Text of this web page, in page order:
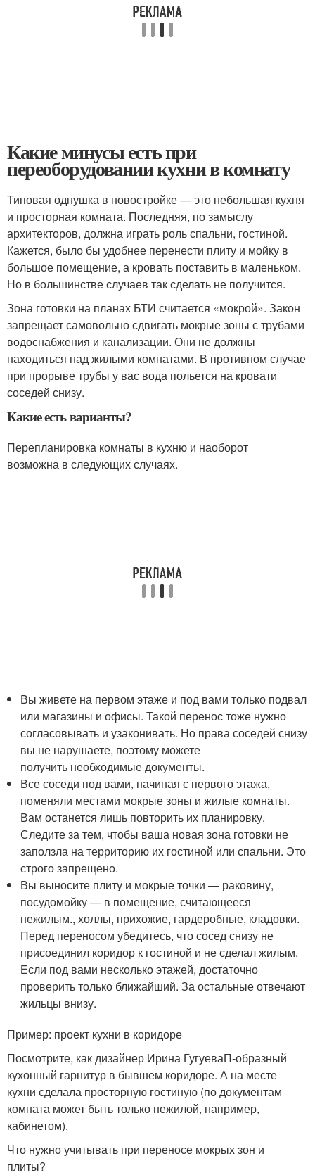
Какие минусы есть при
переоборудовании кухни в комнату
Типовая однушка в новостройке — это небольшая кухня
и просторная комната. Последняя, по замыслу
архитекторов, должна играть роль спальни, гостиной.
Кажется, было бы удобнее перенести плиту и мойку в
большое помещение, а кровать поставить в маленьком.
Но в большинстве случаев так сделать не получится.
Зона готовки на планах БТИ считается «мокрой». Закон
запрещает самовольно сдвигать мокрые зоны с трубами
водоснабжения и канализации. Они не должны
находиться над жилыми комнатами. В противном случае
при прорыве трубы у вас вода польется на кровати
соседей снизу.
Какие есть варианты?
Перепланировка комнаты в кухню и наоборот
возможна в следующих случаях.
Вы живете на первом этаже и под вами только подвал
или магазины и офисы. Такой перенос тоже нужно
согласовывать и узаконивать. Но права соседей снизу
вы не нарушаете, поэтому можете
получить необходимые документы.
Все соседи под вами, начиная с первого этажа,
поменяли местами мокрые зоны и жилые комнаты.
Вам останется лишь повторить их планировку.
Следите за тем, чтобы ваша новая зона готовки не
заползла на территорию их гостиной или спальни. Это
строго запрещено.
Вы выносите плиту и мокрые точки — раковину,
посудомойку — в помещение, считающееся
нежилым., холлы, прихожие, гардеробные, кладовки.
Перед переносом убедитесь, что сосед снизу не
присоединил коридор к гостиной и не сделал жилым.
Если под вами несколько этажей, достаточно
проверить только ближайший. За остальные отвечают
жильцы внизу.
Пример: проект кухни в коридоре
Посмотрите, как дизайнер Ирина ГугуеваП-образный
кухонный гарнитур в бывшем коридоре. А на месте
кухни сделала просторную гостиную (по документам
комната может быть только нежилой, например,
кабинетом).
Что нужно учитывать при переносе мокрых зон и
плиты?